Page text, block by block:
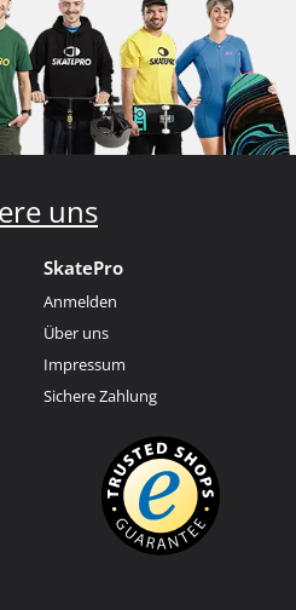
uns
SkatePro
Anmelden
Über uns
Impressum
Sichere Zahlung